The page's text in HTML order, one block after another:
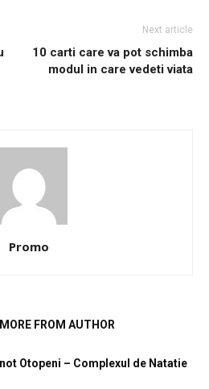
Next article
10 carti care va pot schimba
modul in care vedeti viata
Promo
MORE FROM AUTHOR
Otopeni – Complexul de Natatie